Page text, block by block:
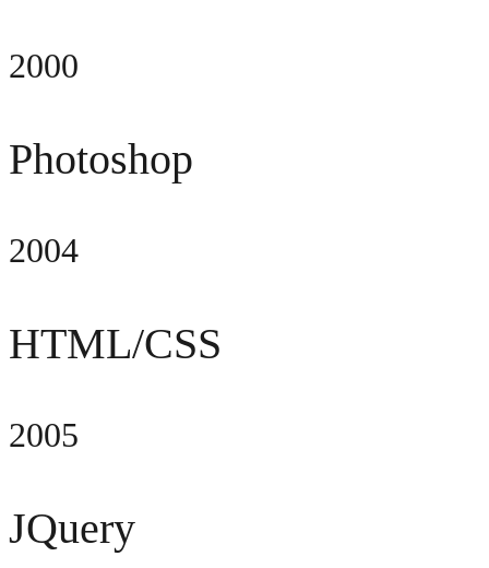
2000
Photoshop
2004
HTML/CSS
2005
JQuery